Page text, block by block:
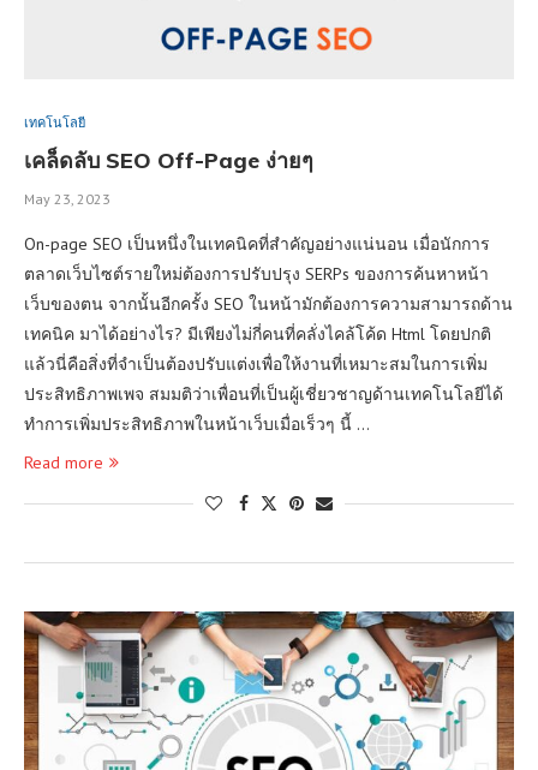
เทคโนโลยี
เคล็ดลับ SEO Off-Page ง่ายๆ
May 23, 2023
On-page SEO เป็นหนึ่งในเทคนิคที่สำคัญอย่างแน่นอน เมื่อนักการ
ตลาดเว็บไซต์รายใหม่ต้องการปรับปรุง SERPs ของการค้นหาหน้า
เว็บของตน จากนั้นอีกครั้ง SEO ในหน้ามักต้องการความสามารถด้าน
เทคนิค มาได้อย่างไร? มีเพียงไม่กี่คนที่คลั่งไคล้โค้ด Html โดยปกติ
แล้วนี่คือสิ่งที่จำเป็นต้องปรับแต่งเพื่อให้งานที่เหมาะสมในการเพิ่ม
ประสิทธิภาพเพจ สมมติว่าเพื่อนที่เป็นผู้เชี่ยวชาญด้านเทคโนโลยีได้
ทำการเพิ่มประสิทธิภาพในหน้าเว็บเมื่อเร็วๆ นี้ …
Read more